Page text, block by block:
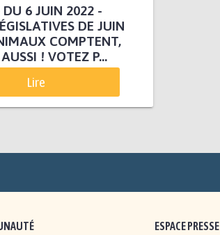
DU 6 JUIN 2022 -
DE JUIN
COMPTENT,
! VOTEZ P...
Lire
ESPACE PRESSE